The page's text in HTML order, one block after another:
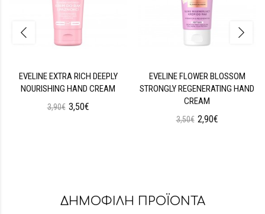
EVELINE EXTRA RICH DEEPLY
NOURISHING HAND CREAM
3,90€ 3,50€
EVELINE FLOWER BLOSSOM
STRONGLY REGENERATING HAND
CREAM
3,50€ 2,90€
ΔΗΜΟΦΙΛΗ ΠΡΟΪΟΝΤΑ